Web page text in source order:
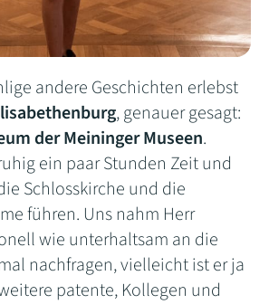
andere Geschichten erlebst
, genauer gesagt:
der Meininger Museen.
ein paar Stunden Zeit und
Schlosskirche und die
führen. Uns nahm Herr
wie unterhaltsam an die
nachfragen, vielleicht ist er ja
patente, Kollegen und